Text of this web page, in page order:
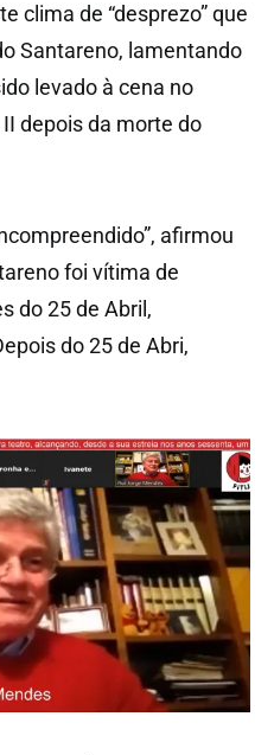
clima de “desprezo” que
Santareno, lamentando
levado à cena no
depois da morte do
afirmou
foi vítima de
do 25 de Abril,
do 25 de Abri,